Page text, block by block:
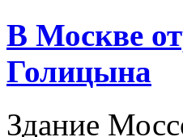
В Москве
Голицына
Здание